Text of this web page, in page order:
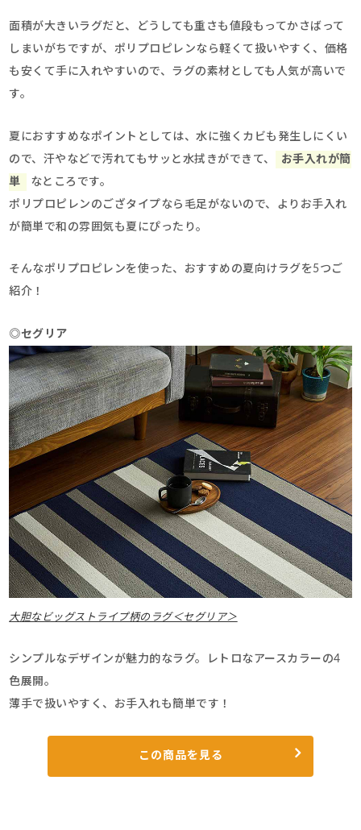
面積が大きいラグだと、どうしても重さも値段もってかさばって
しまいがちですが、ポリプロピレンなら軽くて扱いやすく、価格
も安くて手に入れやすいので、ラグの素材としても人気が高いで
す。
夏におすすめなポイントとしては、水に強くカビも発生しにくい
ので、汗やなどで汚れてもサッと水拭きができて、
お手入れが簡
単
なところです。
ポリプロピレンのござタイプなら毛足がないので、よりお手入れ
が簡単で和の雰囲気も夏にぴったり。
そんなポリプロピレンを使った、おすすめの夏向けラグを5つご
紹介！
◎セグリア
大胆なビッグストライプ柄のラグ＜セグリア＞
シンプルなデザインが魅力的なラグ。レトロなアースカラーの4
色展開。
薄手で扱いやすく、お手入れも簡単です！
この商品を見る